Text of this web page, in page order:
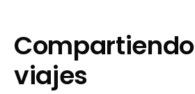
viajes